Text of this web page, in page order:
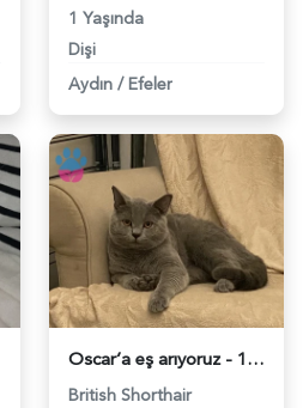
1 Yaşında
Dişi
Aydın / Efeler
Oscar’a eş arıyoruz - 118979827
British Shorthair